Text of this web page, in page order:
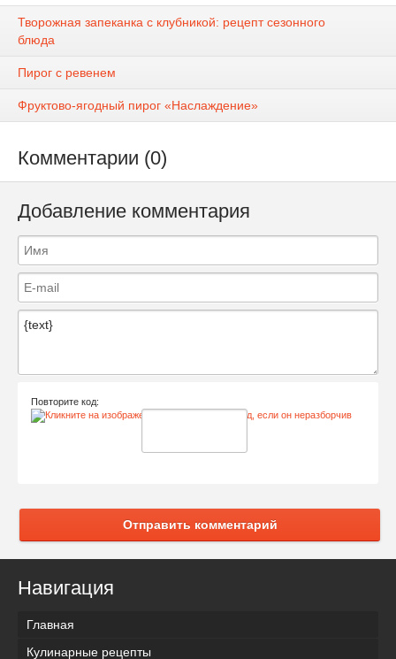
Творожная запеканка с клубникой: рецепт сезонного
блюда
Пирог с ревенем
Фруктово-ягодный пирог «Наслаждение»
Комментарии (0)
Добавление комментария
Повторите код:
Отправить комментарий
Навигация
Главная
Кулинарные рецепты